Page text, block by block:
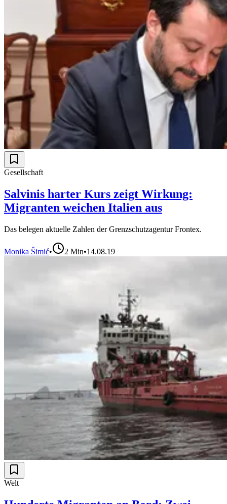
Gesellschaft
Salvinis harter Kurs zeigt Wirkung:
Migranten weichen Italien aus
Das belegen aktuelle Zahlen der Grenzschutzagentur Frontex.
Monika Šimić• 2 Min•14.08.19
Welt